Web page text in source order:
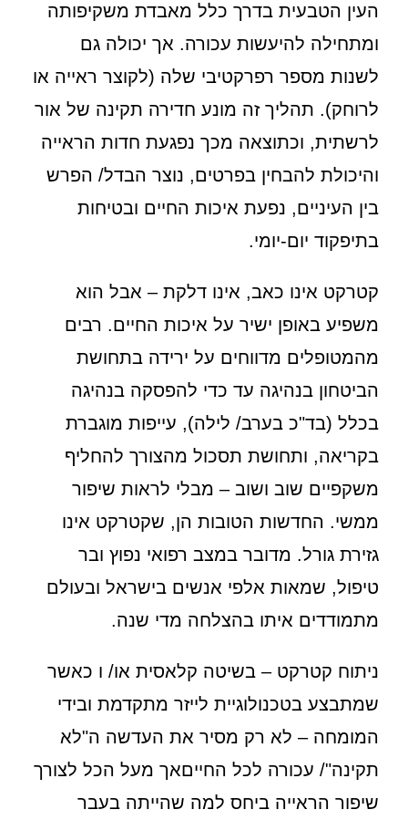
העין הטבעית בדרך כלל מאבדת משקיפותה
ומתחילה להיעשות עכורה. אך יכולה גם
לשנות מספר רפרקטיבי שלה (לקוצר ראייה או
לרוחק). תהליך זה מונע חדירה תקינה של אור
לרשתית, וכתוצאה מכך נפגעת חדות הראייה
והיכולת להבחין בפרטים, נוצר הבדל/ הפרש
בין העיניים, נפעת איכות החיים ובטיחות
בתיפקוד יום-יומי.
קטרקט אינו כאב, אינו דלקת – אבל הוא
משפיע באופן ישיר על איכות החיים. רבים
מהמטופלים מדווחים על ירידה בתחושת
הביטחון בנהיגה עד כדי להפסקה בנהיגה
בכלל (בד"כ בערב/ לילה), עייפות מוגברת
בקריאה, ותחושת תסכול מהצורך להחליף
משקפיים שוב ושוב – מבלי לראות שיפור
ממשי. החדשות הטובות הן, שקטרקט אינו
גזירת גורל. מדובר במצב רפואי נפוץ ובר
טיפול, שמאות אלפי אנשים בישראל ובעולם
מתמודדים איתו בהצלחה מדי שנה.
ניתוח קטרקט – בשיטה קלאסית או/ ו כאשר
שמתבצע בטכנולוגיית לייזר מתקדמת ובידי
המומחה – לא רק מסיר את העדשה ה"לא
תקינה"/ עכורה לכל החייםאך מעל הכל לצורך
שיפור הראייה ביחס למה שהייתה בעבר